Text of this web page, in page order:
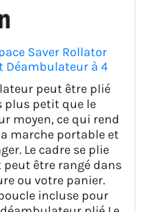
Saver Rollator
Déambulateur à 4
Siège et Freins,
Pliant pour les
Rose Royale
peut être plié
plus petit que le
moyen, ce qui rend
marche portable et
Le cadre se plie
être rangé dans
ou votre panier.
incluse pour